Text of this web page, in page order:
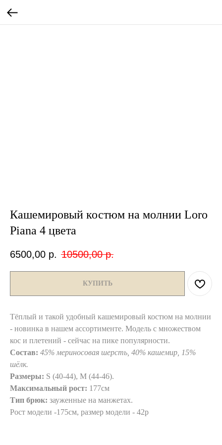
Кашемировый костюм на молнии Loro
Piana 4 цвета
6500,00 р. 10500,00 р.
КУПИТЬ
Тёплый и такой удобный кашемировый костюм на молнии
- новинка в нашем ассортименте. Модель с множеством
кос и плетений - сейчас на пике популярности.
Состав: 45% мериносовая шерсть, 40% кашемир, 15%
шёлк.
Размеры: S (40-44), М (44-46).
Максимальный рост: 177см
Тип брюк: зауженные на манжетах.
Рост модели -175см, размер модели - 42р